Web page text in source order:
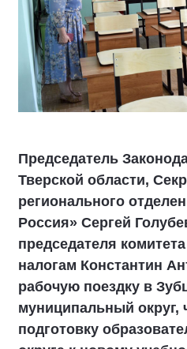
Председатель
Тверской области,
регионального
Россия» Сергей
председателя
налогам Константин
рабочую поездку в
муниципальный округ,
подготовку